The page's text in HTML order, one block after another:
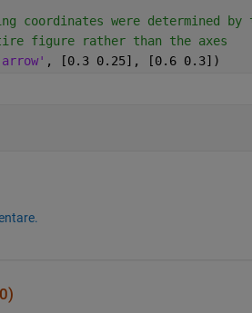
coordinates were determined
figure rather than the axes
, [0.3 0.25], [0.6 0.3])